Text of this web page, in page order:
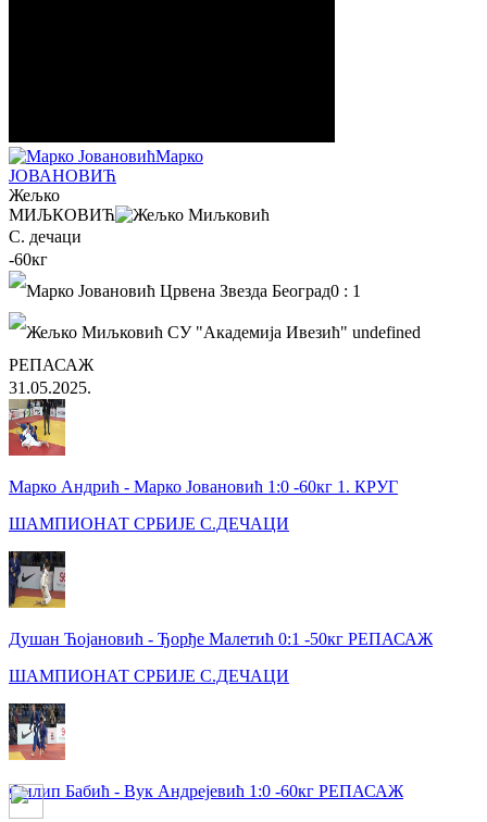
Марко
ЈОВАНОВИЋ
Жељко
МИЉКОВИЋ
С. дечаци
-60кг
0 : 1
РЕПАСАЖ
31.05.2025.
Марко Андрић - Марко Јовановић 1:0 -60кг 1. КРУГ
ШАМПИОНАТ СРБИЈЕ С.ДЕЧАЦИ
Душан Ћојановић - Ђорђе Малетић 0:1 -50кг РЕПАСАЖ
ШАМПИОНАТ СРБИЈЕ С.ДЕЧАЦИ
Филип Бабић - Вук Андрејевић 1:0 -60кг РЕПАСАЖ